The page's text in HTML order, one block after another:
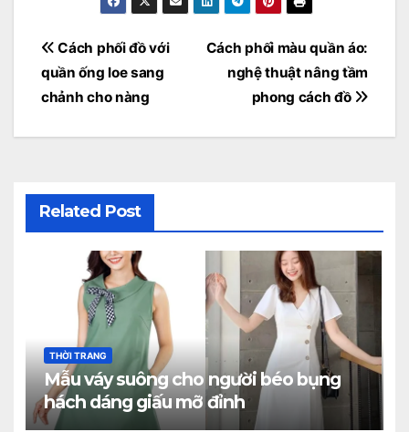
Điều
hướng
bài
viết
Cách phối màu quần áo:
nghệ thuật nâng tầm
phong cách đồ
Cách phối đồ với
quần ống loe sang
chảnh cho nàng
Related Post
THỜI TRANG
Mẫu váy suông cho người béo bụng
hách dáng giấu mỡ đỉnh